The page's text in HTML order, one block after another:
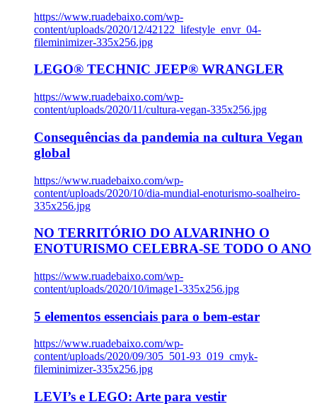
https://www.ruadebaixo.com/wp-
content/uploads/2020/12/42122_lifestyle_envr_04-
fileminimizer-335x256.jpg
LEGO® TECHNIC JEEP® WRANGLER
https://www.ruadebaixo.com/wp-
content/uploads/2020/11/cultura-vegan-335x256.jpg
Consequências da pandemia na cultura Vegan
global
https://www.ruadebaixo.com/wp-
content/uploads/2020/10/dia-mundial-enoturismo-soalheiro-
335x256.jpg
NO TERRITÓRIO DO ALVARINHO O
ENOTURISMO CELEBRA-SE TODO O ANO
https://www.ruadebaixo.com/wp-
content/uploads/2020/10/image1-335x256.jpg
5 elementos essenciais para o bem-estar
https://www.ruadebaixo.com/wp-
content/uploads/2020/09/305_501-93_019_cmyk-
fileminimizer-335x256.jpg
LEVI’s e LEGO: Arte para vestir